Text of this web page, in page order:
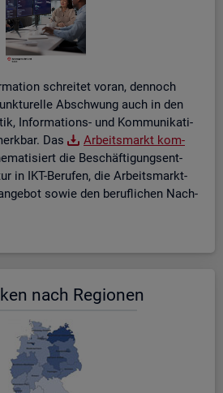
schrei­tet voran, den­noch
Ab­schwung auch in den
In­for­ma­ti­ons- und Kom­mu­ni­ka­ti­
Das
Ar­beits­markt kom­
die Be­schäf­ti­gungs­ent­
in IKT-Be­ru­fen, die Ar­beits­markt­
sowie den be­ruf­li­chen Nach­
nach Re­gio­nen